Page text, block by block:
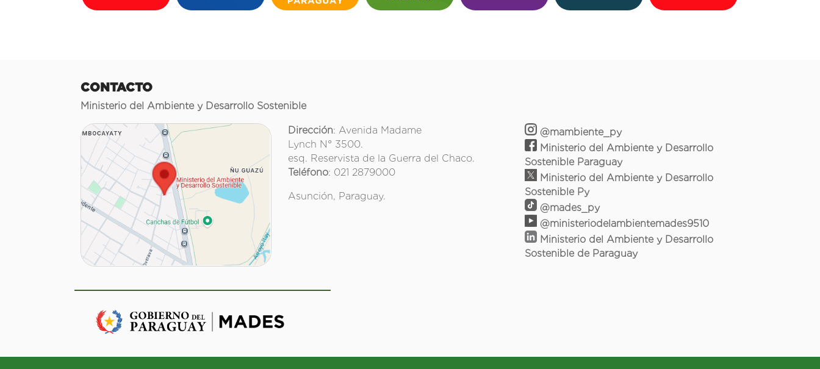
CONTACTO
Ministerio del Ambiente y Desarrollo Sostenible
Dirección: Avenida Madame
Lynch N° 3500.
esq. Reservista de la Guerra del Chaco.
Teléfono: 021 2879000
Asunción, Paraguay.
@mambiente_py
Ministerio del Ambiente y Desarrollo
Sostenible Paraguay
Ministerio del Ambiente y Desarrollo
Sostenible Py
@mades_py
@ministeriodelambientemades9510
Ministerio del Ambiente y Desarrollo
Sostenible de Paraguay